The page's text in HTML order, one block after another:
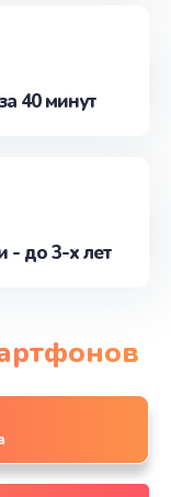
40 минут
- до 3-х лет